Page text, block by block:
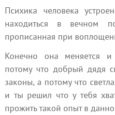
Психика человека
находиться в вечном
прописанная при
Конечно она меняется
потому что добрый дядя
законы, а потому что
и ты решил что у тебя
прожить такой опыт в